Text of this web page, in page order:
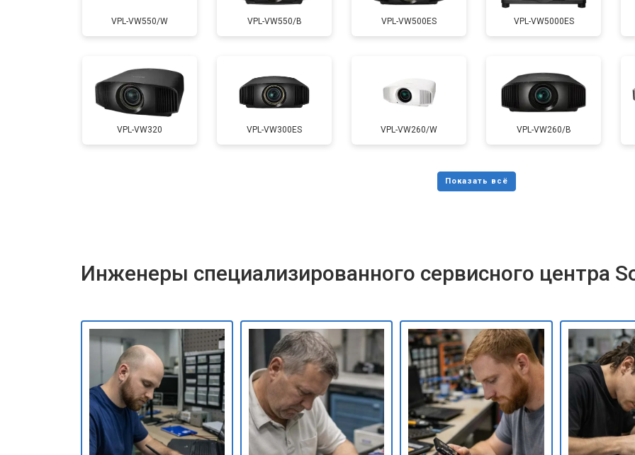
VPL-VW550/W VPL-VW550/B VPL-VW500ES VPL-VW5000ES
VPL-VW320 VPL-VW300ES VPL-VW260/W VPL-VW260/B
Инженеры специализированного сервисного центра